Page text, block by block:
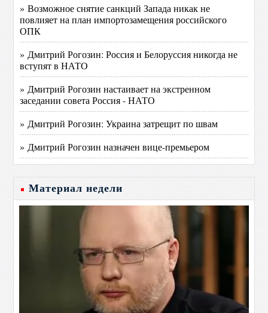
» Возможное снятие санкций Запада никак не
повлияет на план импортозамещения российского
ОПК
» Дмитрий Рогозин: Россия и Белоруссия никогда не
вступят в НАТО
» Дмитрий Рогозин настаивает на экстренном
заседании совета Россия - НАТО
» Дмитрий Рогозин: Украина затрещит по швам
» Дмитрий Рогозин назначен вице-премьером
Материал недели